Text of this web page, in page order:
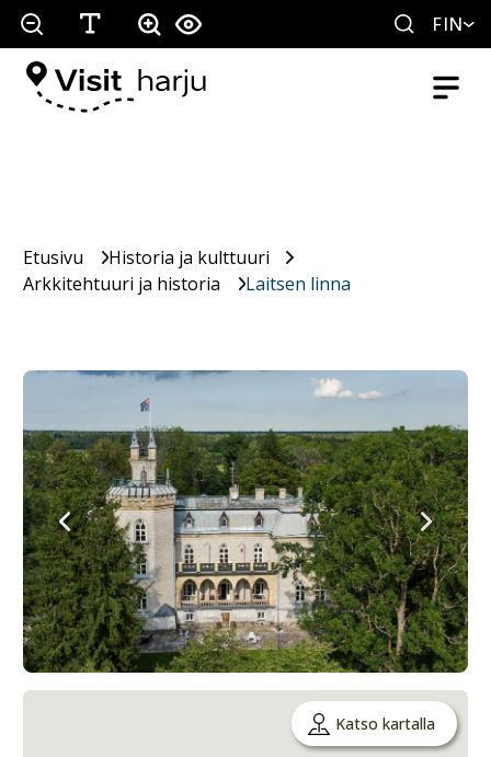
FIN
Etusivu
Historia ja kulttuuri
Arkkitehtuuri ja historia
Laitsen linna
Katso kartalla